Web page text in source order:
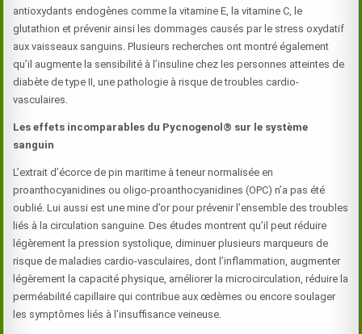
antioxydants endogènes comme lavitamine E , la vitamine C, le
glutathion et prévenir ainsi les dommages causés par le stress oxydatif
aux vaisseaux sanguins. Plusieurs recherches ont montré également
qu’il augmente la sensibilité à l’insuline chez les personnes atteintes de
diabète de type II, une pathologie à risque de troubles cardio-
vasculaires.
Les effets incomparables du Pycnogenol® sur le système
sanguin
L’extrait d’écorce de pin maritime à teneur normalisée en
proanthocyanidines ou oligo-proanthocyanidines (OPC) n’a pas été
oublié. Lui aussi est une mine d’or pour prévenir l’ensemble des troubles
liés à la circulation sanguine. Des études montrent qu’il peut réduire
légèrement la pression systolique, diminuer plusieurs marqueurs de
risque de maladies cardio-vasculaires, dont l’inflammation, augmenter
légèrement la capacité physique, améliorer la microcirculation, réduire la
perméabilité capillaire qui contribue aux œdèmes ou encore soulager
les symptômes liés à l’insuffisance veineuse.